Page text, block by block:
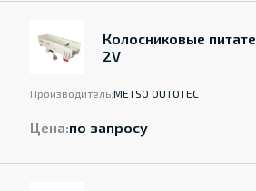
Колосниковые
2V
Производитель:METSO OUTOTEC
Цена:по запросу